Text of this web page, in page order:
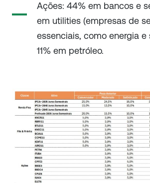
Ações: 44% em bancos e
em utilities (empresas de
essenciais, como energia e
11% em petróleo.